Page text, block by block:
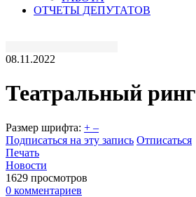
ОТЧЕТЫ ДЕПУТАТОВ
08.11.2022
Театральный ринг
Размер шрифта: + –
Подписаться на эту запись Отписаться
Печать
Новости
1629 просмотров
0 комментариев